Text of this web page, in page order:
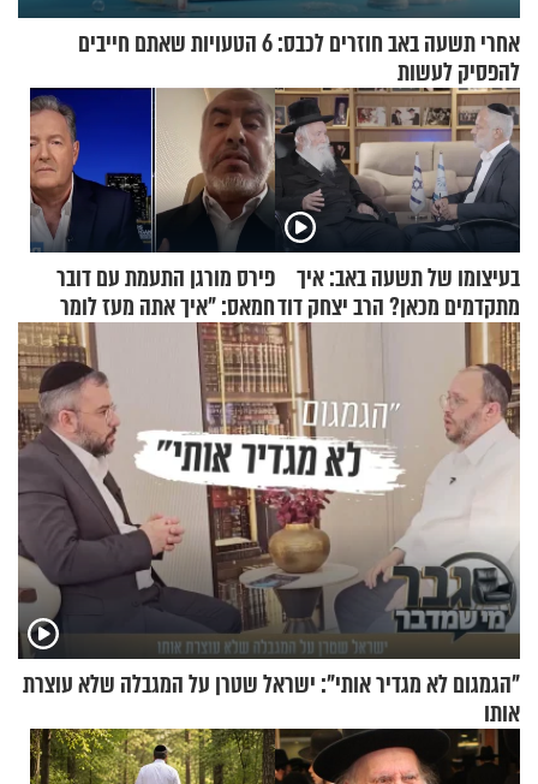
אחרי תשעה באב חוזרים לכבס: 6 הטעויות שאתם חייבים
להפסיק לעשות
בעיצומו של תשעה באב: איך
מתקדמים מכאן? הרב יצחק דוד
גרוסמן בשיחה מיוחדת
פירס מורגן התעמת עם דובר
חמאס: "איך אתה מעז לומר
שלא ביצעתם פשעי מלחמה?!"
"הגמגום לא מגדיר אותי": ישראל שטרן על המגבלה שלא עוצרת
אותו